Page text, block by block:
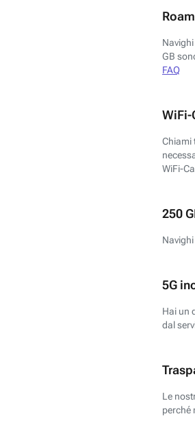
GB
FAQ
WiFi-
Chiami
WiFi-
250
5G
Hai un
dal
Le
perché